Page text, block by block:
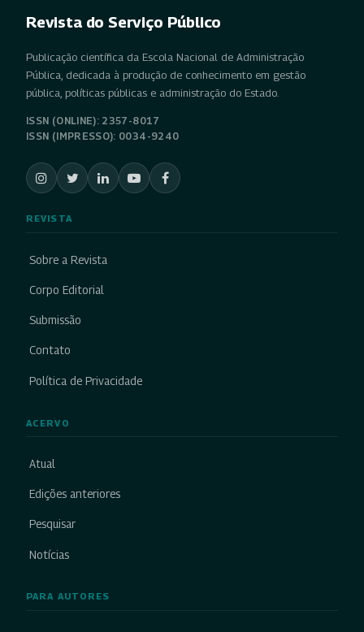
Revista do Serviço Público
Publicação científica da Escola Nacional de Administração
Pública, dedicada à produção de conhecimento em gestão
pública, políticas públicas e administração do Estado.
ISSN (ONLINE): 2357-8017
ISSN (IMPRESSO): 0034-9240
REVISTA
Sobre a Revista
Corpo Editorial
Submissão
Contato
Política de Privacidade
ACERVO
Atual
Edições anteriores
Pesquisar
Notícias
PARA AUTORES